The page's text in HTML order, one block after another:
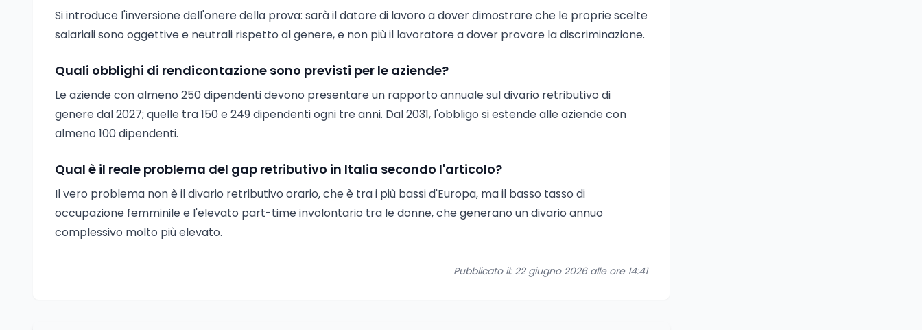
Si introduce l'inversione dell'onere della prova: sarà il datore di lavoro a dover dimostrare che le proprie scelte
salariali sono oggettive e neutrali rispetto al genere, e non più il lavoratore a dover provare la discriminazione.
Quali obblighi di rendicontazione sono previsti per le aziende?
Le aziende con almeno 250 dipendenti devono presentare un rapporto annuale sul divario retributivo di
genere dal 2027; quelle tra 150 e 249 dipendenti ogni tre anni. Dal 2031, l'obbligo si estende alle aziende con
almeno 100 dipendenti.
Qual è il reale problema del gap retributivo in Italia secondo l'articolo?
Il vero problema non è il divario retributivo orario, che è tra i più bassi d'Europa, ma il basso tasso di
occupazione femminile e l'elevato part-time involontario tra le donne, che generano un divario annuo
complessivo molto più elevato.
Pubblicato il: 22 giugno 2026 alle ore 14:41